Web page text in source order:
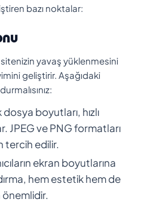
bazı noktalar:
yavaş yüklenmesini
geliştirir. Aşağıdaki
boyutları, hızlı
JPEG ve PNG formatları
tercih edilir.
ekran boyutlarına
hem estetik hem de
önemlidir.